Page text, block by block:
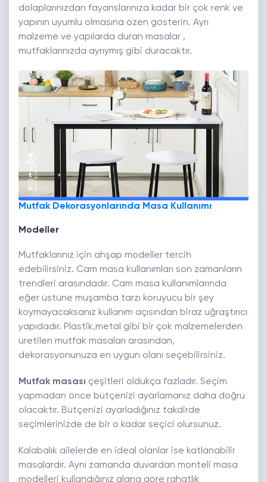
dolaplarınızdan fayanslarınıza kadar bir çok renk ve
yapının uyumlu olmasına özen gösterin. Ayrı
malzeme ve yapılarda duran masalar ,
mutfaklarınızda ayrıymış gibi duracaktır.
Mutfak Dekorasyonlarında Masa Kullanımı
Modeller
Mutfaklarınız için ahşap modeller tercih
edebilirsiniz. Cam masa kullanımları son zamanların
trendleri arasındadır. Cam masa kullanımlarında
eğer üstüne muşamba tarzı koruyucu bir şey
koymayacaksanız kullanım açısından biraz uğraştırıcı
yapıdadır. Plastik,metal gibi bir çok malzemelerden
üretilen mutfak masaları arasından,
dekorasyonunuza en uygun olanı seçebilirsiniz.
Mutfak masası çeşitleri oldukça fazladır. Seçim
yapmadan önce bütçenizi ayarlamanız daha doğru
olacaktır. Bütçenizi ayarladığınız takdirde
seçimlerinizde de bir o kadar seçici olursunuz.
Kalabalık ailelerde en ideal olanlar ise katlanabilir
masalardır. Aynı zamanda duvardan monteli masa
modelleri kullandığınız alana göre rahatlık